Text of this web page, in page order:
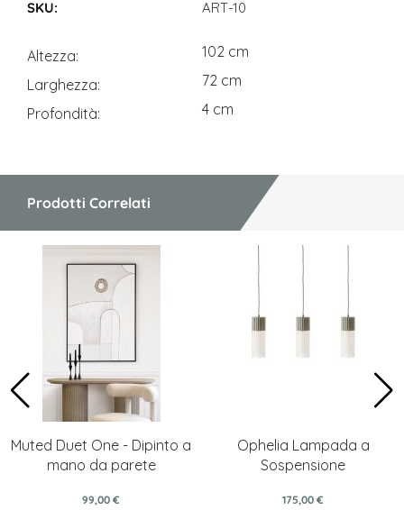
ART-10
Altezza
102 cm
Larghezza
72 cm
Profondità
4 cm
Prodotti Correlati
Muted Duet One - Dipinto a
mano da parete
99,00 €
Ophelia Lampada a
Sospensione
175,00 €